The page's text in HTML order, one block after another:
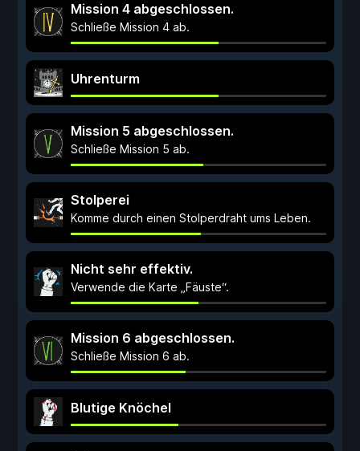
Mission 4 abgeschlossen.
Schließe Mission 4 ab.
Uhrenturm
Mission 5 abgeschlossen.
Schließe Mission 5 ab.
Stolperei
Komme durch einen Stolperdraht ums Leben.
Nicht sehr effektiv.
Verwende die Karte „Fäuste“.
Mission 6 abgeschlossen.
Schließe Mission 6 ab.
Blutige Knöchel